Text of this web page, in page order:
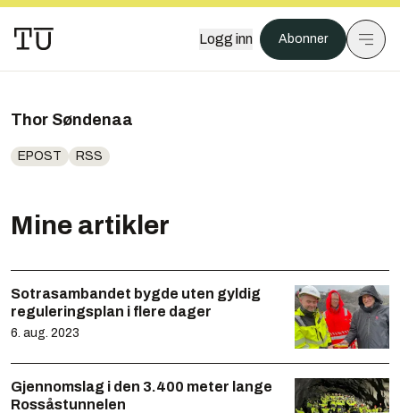
Logg inn Abonner
Thor Søndenaa
EPOST RSS
Mine artikler
Sotrasambandet bygde uten gyldig
reguleringsplan i flere dager
6. aug. 2023
Gjennomslag i den 3.400 meter lange
Rossåstunnelen